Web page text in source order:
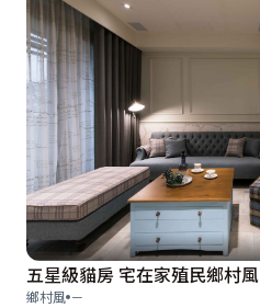
五星級貓房 宅在家殖民鄉村風
鄉村風 －